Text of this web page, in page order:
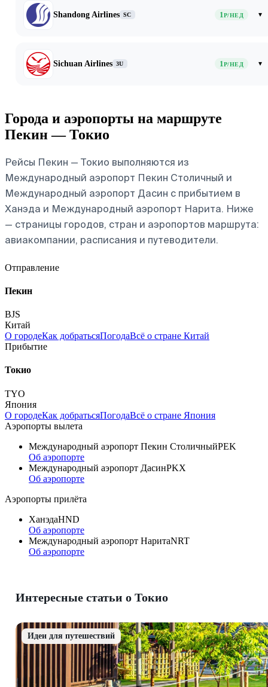
Shandong Airlines SC 1Р/НЕД ▾
Sichuan Airlines 3U 1Р/НЕД ▾
Города и аэропорты на маршруте
Пекин — Токио
Рейсы Пекин — Токио выполняются из
Международный аэропорт Пекин Столичный и
Международный аэропорт Дасин с прибытием в
Ханэда и Международный аэропорт Нарита. Ниже
— страницы городов, стран и аэропортов маршрута:
авиакомпании, расписания и путеводители.
Отправление
Пекин
BJS
Китай
О городеКак добратьсяПогодаВсё о стране Китай
Прибытие
Токио
TYO
Япония
О городеКак добратьсяПогодаВсё о стране Япония
Аэропорты вылета
Международный аэропорт Пекин СтоличныйPEK
Об аэропорте
Международный аэропорт ДасинPKX
Об аэропорте
Аэропорты прилёта
ХанэдаHND
Об аэропорте
Международный аэропорт НаритаNRT
Об аэропорте
Интересные статьи о Токио
Идеи для путешествий